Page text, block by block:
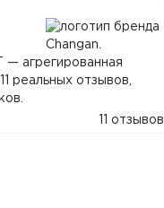
— агрегированная
реальных отзывов,
11 отзывов